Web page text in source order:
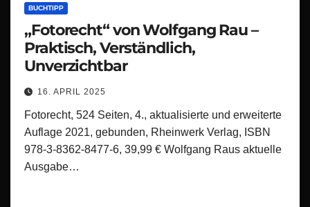
BUCHTIPP
„Fotorecht“ von Wolfgang Rau –
Praktisch, Verständlich,
Unverzichtbar
16. APRIL 2025
Fotorecht, 524 Seiten, 4., aktualisierte und erweiterte
Auflage 2021, gebunden, Rheinwerk Verlag, ISBN
978-3-8362-8477-6, 39,99 € Wolfgang Raus aktuelle
Ausgabe…